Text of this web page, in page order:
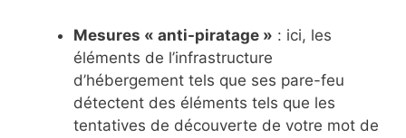
Mesures « anti-piratage » : ici, les
éléments de l’infrastructure
d’hébergement tels que ses pare-feu
détectent des éléments tels que les
tentatives de découverte de votre mot de